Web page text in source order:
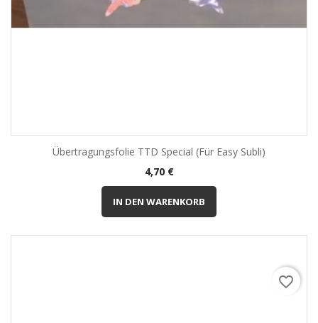
Übertragungsfolie TTD Special (für Easy Subli)
Preis
4,70 €
IN DEN WARENKORB
favorite_border